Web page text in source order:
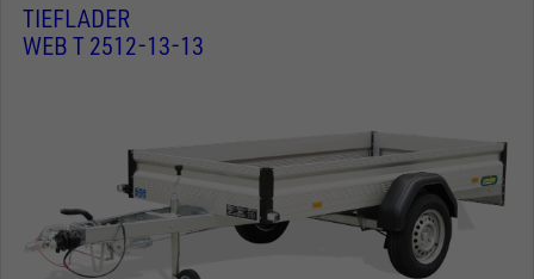
TIEFLADER
WEB T 2512-13-13